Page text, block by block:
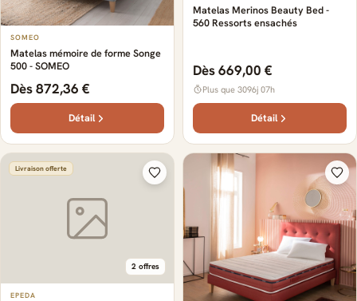
SOMEO
Matelas mémoire de forme Songe
500 - SOMEO
Dès 872,36 €
Détail
Matelas Merinos Beauty Bed -
560 Ressorts ensachés
Dès 669,00 €
Plus que 3096j 07h
Détail
Livraison offerte
2 offres
EPEDA